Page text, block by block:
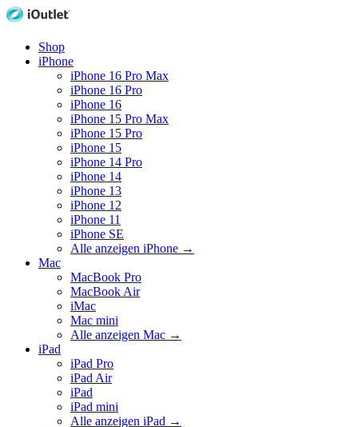
Shop
iPhone
iPhone 16 Pro Max
iPhone 16 Pro
iPhone 16
iPhone 15 Pro Max
iPhone 15 Pro
iPhone 15
iPhone 14 Pro
iPhone 14
iPhone 13
iPhone 12
iPhone 11
iPhone SE
Alle anzeigen iPhone →
Mac
MacBook Pro
MacBook Air
iMac
Mac mini
Alle anzeigen Mac →
iPad
iPad Pro
iPad Air
iPad
iPad mini
Alle anzeigen iPad →